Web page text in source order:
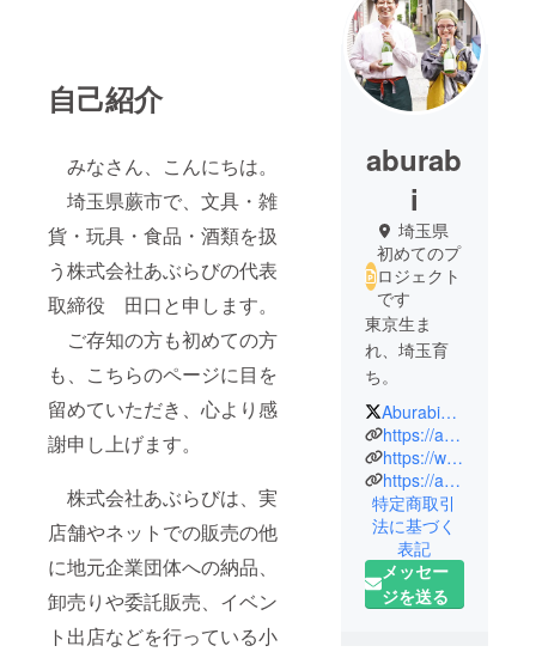
自己紹介
みなさん、こんにちは。
埼玉県蕨市で、文具・雑
貨・玩具・食品・酒類を扱
う株式会社あぶらびの代表
取締役 田口と申します。
ご存知の方も初めての方
も、こちらのページに目を
留めていただき、心より感
謝申し上げます。
株式会社あぶらびは、実
店舗やネットでの販売の他
に地元企業団体への納品、
卸売りや委託販売、イベン
ト出店などを行っている小
aburab
i
埼玉県
初めてのプ
ロジェクト
です
東京生ま
れ、埼玉育
ち。
45歳までサ
ラリーマン
を続けてき
ましたが、
共働きのま
までは子供
の面倒をみ
ることがで
AburabiWarabi
https://aburabi.jp/
https://www.amazon.co.jp/s?me=AV10W3GK5FIWG&marketplaceID=A1VC38T7YXB528
https://aburabi.official.ec/
特定商取引
法に基づく
表記
メッセー
ジを送る